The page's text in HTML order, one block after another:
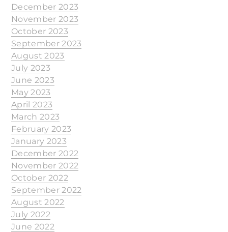
December 2023
November 2023
October 2023
September 2023
August 2023
July 2023
June 2023
May 2023
April 2023
March 2023
February 2023
January 2023
December 2022
November 2022
October 2022
September 2022
August 2022
July 2022
June 2022